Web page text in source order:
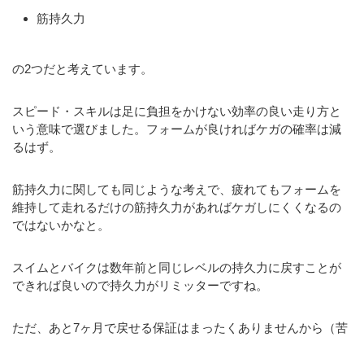
筋持久力
の2つだと考えています。
スピード・スキルは足に負担をかけない効率の良い走り方と
いう意味で選びました。フォームが良ければケガの確率は減
るはず。
筋持久力に関しても同じような考えで、疲れてもフォームを
維持して走れるだけの筋持久力があればケガしにくくなるの
ではないかなと。
スイムとバイクは数年前と同じレベルの持久力に戻すことが
できれば良いので持久力がリミッターですね。
ただ、あと7ヶ月で戻せる保証はまったくありませんから（苦